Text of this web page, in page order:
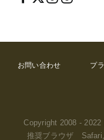
ブ
お問い合わせ プ
Copyright 2008 -
推奨ブラウザ